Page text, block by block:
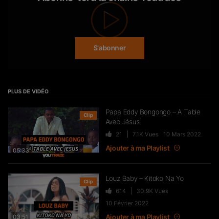
43.1K
Wawa – Accélérer
27 7.8K
DJ Quick, Naps & Bosh – MAKING
OF “Vamos”
39 5.2K Vues
(son premier projet, “Wati Bon
Son”, “Sur Ma Route”…) –
FLASHBACK
S'abonner
PLUS DE VIDÉO
05:33
Clip
Papa Eddy Bongongo – A Table
Avec Jésus
21 7.1K Vues 10 Mars 2022
Ajouter à ma Playlist
03:51
Clip Louz Baby – Kitoko Na Yo
614 30.9K Vues
10 Février 2022
Ajouter à ma Playlist